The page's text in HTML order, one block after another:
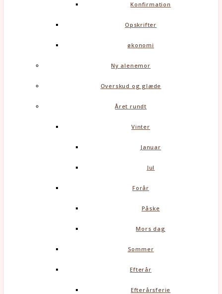
Konfirmation
Opskrifter
økonomi
Ny alenemor
Overskud og glæde
Året rundt
Vinter
Januar
Jul
Forår
Påske
Mors dag
Sommer
Efterår
Efterårsferie